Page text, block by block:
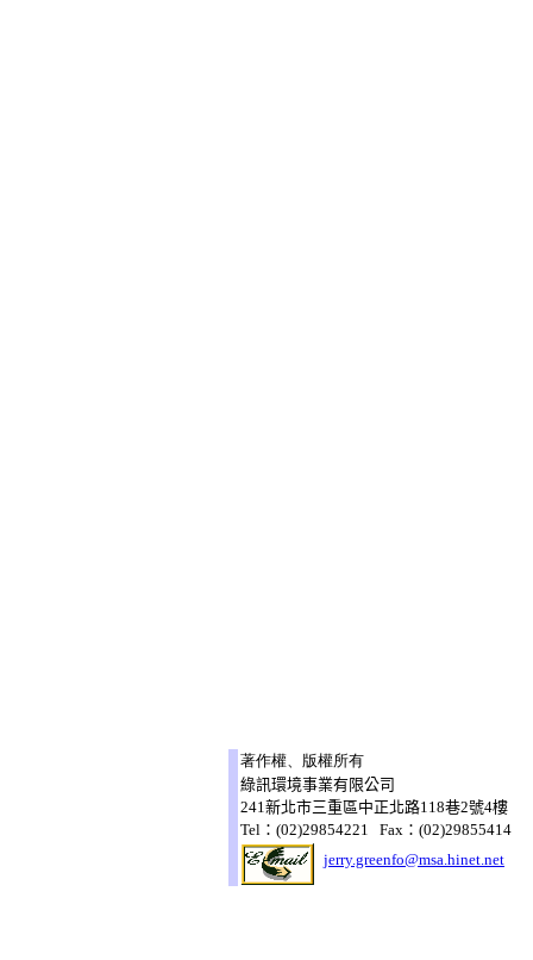
著作權、版權所有
綠訊環境事業有限公司
241新北市三重區中正北路118巷2號4樓
Tel：(02)29854221 Fax：(02)29855414
jerry.greenfo@msa.hinet.net